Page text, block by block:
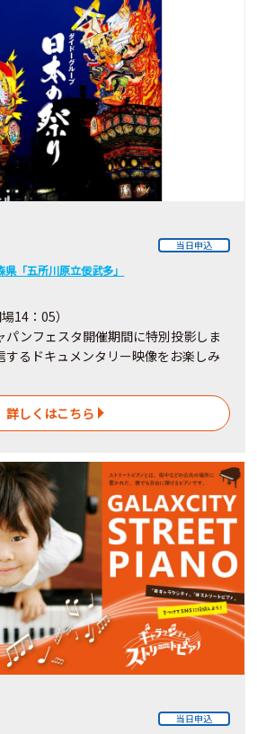
当日申込
「五所川原立佞武多」
14：05）
パンフェスタ開催期間に特別投影しま
するドキュメンタリー映像をお楽しみ
詳しくはこちら
当日申込